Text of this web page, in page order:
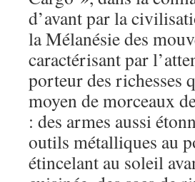
d’avant par la
la Mélanésie des
caractérisant par
porteur des richesses
moyen de morceaux
: des armes aussi
outils métalliques au
étincelant au soleil